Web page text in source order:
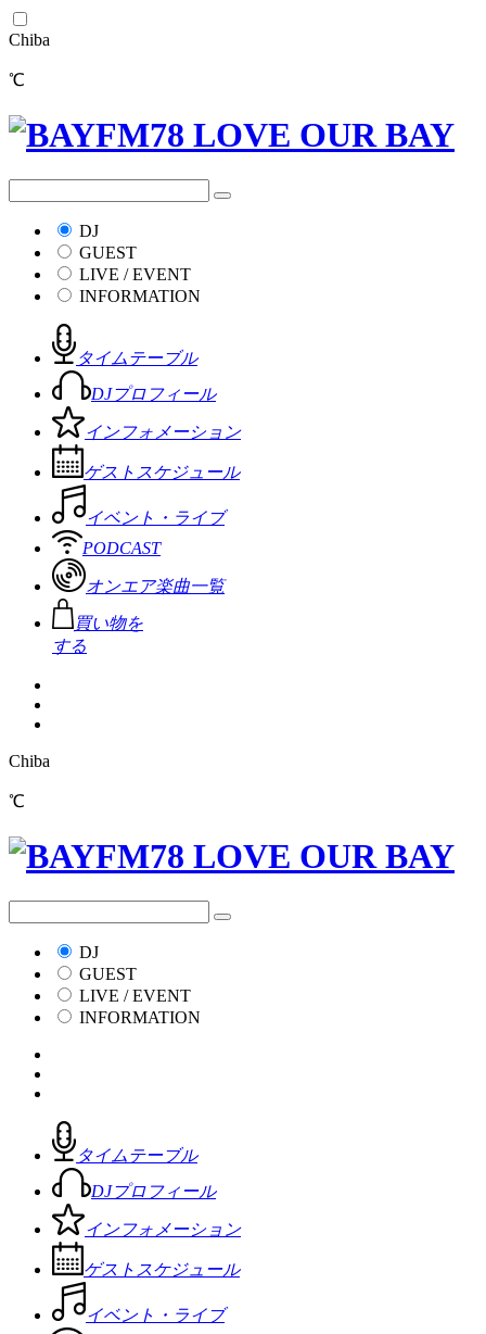
Chiba
℃
DJ
GUEST
LIVE / EVENT
INFORMATION
タイムテーブル
DJプロフィール
インフォメーション
ゲストスケジュール
イベント・ライブ
PODCAST
オンエア楽曲一覧
買い物を
する
Chiba
℃
DJ
GUEST
LIVE / EVENT
INFORMATION
タイムテーブル
DJプロフィール
インフォメーション
ゲストスケジュール
イベント・ライブ